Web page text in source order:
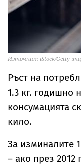
Източник: iStock/Getty
Ръст на
1.3 кг. годишно
консумацията
кило.
За изминалите
– ако през 2012